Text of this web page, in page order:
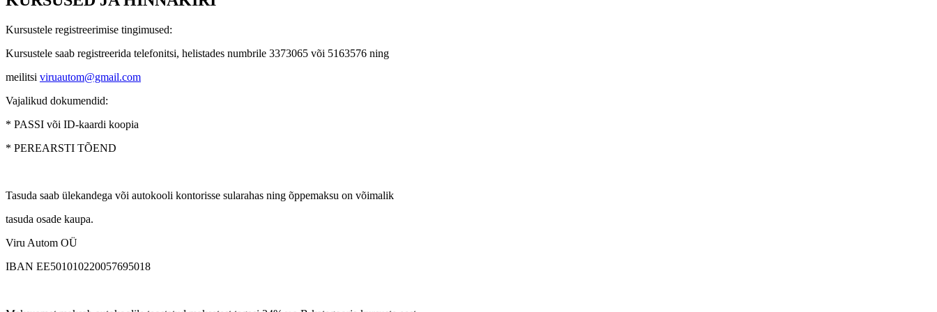
Kursustele registreerimise tingimused:
Kursustele saab registreerida telefonitsi, helistades numbrile 3373065 või 5163576 ning
meilitsi viruautom@gmail.com
Vajalikud dokumendid:
* PASSI või ID-kaardi koopia
* PEREARSTI TÕEND
Tasuda saab ülekandega või autokooli kontorisse sularahas ning õppemaksu on võimalik
tasuda osade kaupa.
Viru Autom OÜ
IBAN EE501010220057695018